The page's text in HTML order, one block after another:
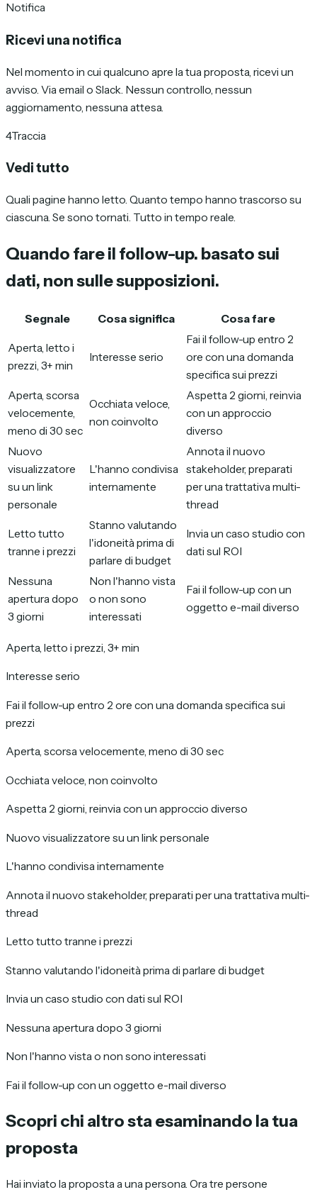
Notifica
Ricevi una notifica
Nel momento in cui qualcuno apre la tua proposta, ricevi un
avviso. Via email o Slack. Nessun controllo, nessun
aggiornamento, nessuna attesa.
4Traccia
Vedi tutto
Quali pagine hanno letto. Quanto tempo hanno trascorso su
ciascuna. Se sono tornati. Tutto in tempo reale.
Quando fare il follow-up. basato sui
dati, non sulle supposizioni.
Segnale Cosa significa Cosa fare
Aperta, letto i
prezzi, 3+ min
Interesse serio
Fai il follow-up entro 2
ore con una domanda
specifica sui prezzi
Aperta, scorsa
velocemente,
meno di 30 sec
Occhiata veloce,
non coinvolto
Aspetta 2 giorni, reinvia
con un approccio
diverso
Nuovo
visualizzatore
su un link
personale
L'hanno condivisa
internamente
Annota il nuovo
stakeholder, preparati
per una trattativa multi-
thread
Letto tutto
tranne i prezzi
Stanno valutando
l'idoneità prima di
parlare di budget
Invia un caso studio con
dati sul ROI
Nessuna
apertura dopo
3 giorni
Non l'hanno vista
o non sono
interessati
Fai il follow-up con un
oggetto e-mail diverso
Aperta, letto i prezzi, 3+ min
Interesse serio
Fai il follow-up entro 2 ore con una domanda specifica sui
prezzi
Aperta, scorsa velocemente, meno di 30 sec
Occhiata veloce, non coinvolto
Aspetta 2 giorni, reinvia con un approccio diverso
Nuovo visualizzatore su un link personale
L'hanno condivisa internamente
Annota il nuovo stakeholder, preparati per una trattativa multi-
thread
Letto tutto tranne i prezzi
Stanno valutando l'idoneità prima di parlare di budget
Invia un caso studio con dati sul ROI
Nessuna apertura dopo 3 giorni
Non l'hanno vista o non sono interessati
Fai il follow-up con un oggetto e-mail diverso
Scopri chi altro sta esaminando la tua
proposta
Hai inviato la proposta a una persona. Ora tre persone